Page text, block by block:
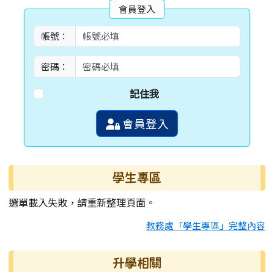
會員登入
帳號：
密碼：
記住我
會員登入
學生專區
選單載入失敗，請重新整理頁面。
教務處「學生專區」完整內容
升學相關